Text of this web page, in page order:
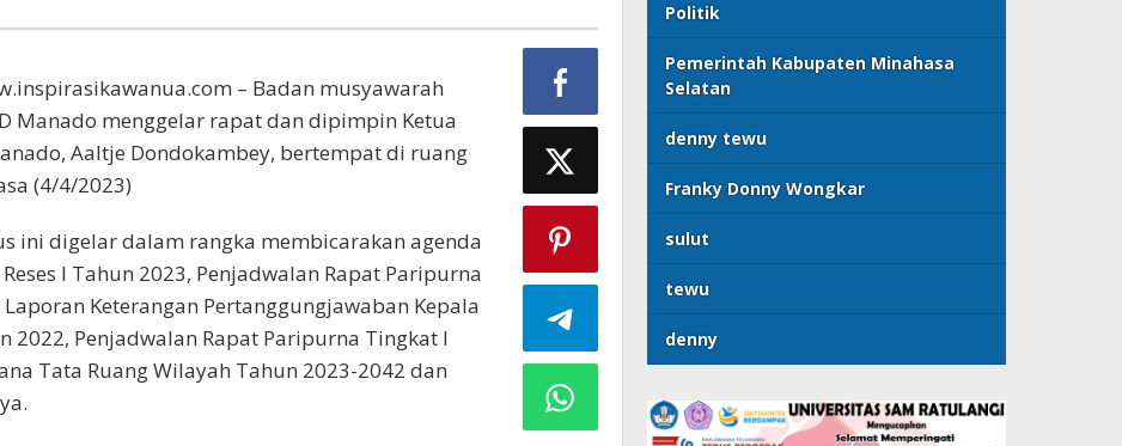
– Badan musyawarah
Manado menggelar rapat dan dipimpin Ketua
Aaltje Dondokambey, bertempat di ruang
(4/4/2023)
ini digelar dalam rangka membicarakan agenda
I Tahun 2023, Penjadwalan Rapat Paripurna
Keterangan Pertanggungjawaban Kepala
2022, Penjadwalan Rapat Paripurna Tingkat I
Tata Ruang Wilayah Tahun 2023-2042 dan
Politik
Pemerintah Kabupaten Minahasa
Selatan
denny tewu
Franky Donny Wongkar
sulut
tewu
denny